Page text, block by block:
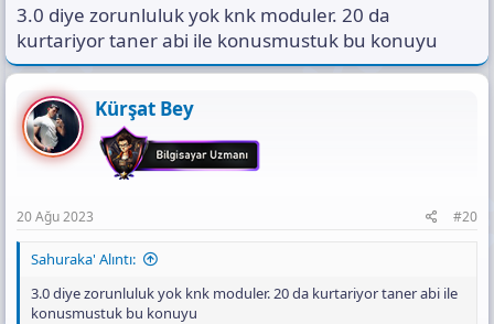
farklılık kazandıracak güçlü adımlar ve tecrübeli
personeller ile müşteri memnuniyeti odaklı çalışmayı
prensip edinmiştir
www.gamersarena.com.tr
https://www.hepsiburada.com/pny-geforce-rtx-4080-16gb-xlr8-
oyun-verto-epic-x-rgb-uclu-fan-dlss-3-vcg408016tfxxpb1-ekran-
karti-p-HBCV000045Z22A
a620 ile o islemci acayip darboğaz olur anakart yanar işlemciden
3.0 diye zorunluluk yok knk moduler. 20 da
kurtariyor taner abi ile konusmustuk bu konuyu
Kürşat Bey
20 Ağu 2023 #20
Sahuraka' Alıntı:
3.0 diye zorunluluk yok knk moduler. 20 da kurtariyor taner abi ile
konusmustuk bu konuyu